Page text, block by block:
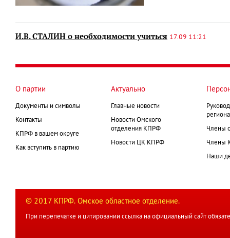
И.В. СТАЛИН о необходимости учиться 17.09 11:21
О партии
Документы и символы
Контакты
КПРФ в вашем округе
Как вступить в партию
Актуально
Главные новости
Новости Омского
отделения КПРФ
Новости ЦК КПРФ
Члены
Члены
Наши
© 2017 КПРФ. Омское областное отделение.
При перепечатке и цитировании ссылка на официальный сайт